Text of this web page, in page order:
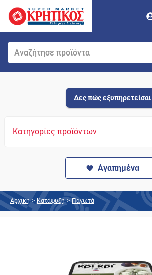
Δες πώς εξυπηρετείσαι
Κατηγορίες προϊόντων
Αγαπημένα
Αρχική > Κατάψυξη > Παγωτά